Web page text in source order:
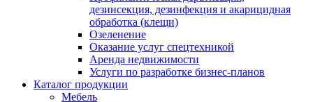
дезинсекция, дезинфекция и акарицидная
обработка (клещи)
Озеленение
Оказание услуг спецтехникой
Аренда недвижимости
Услуги по разработке бизнес-планов
Каталог продукции
Мебель